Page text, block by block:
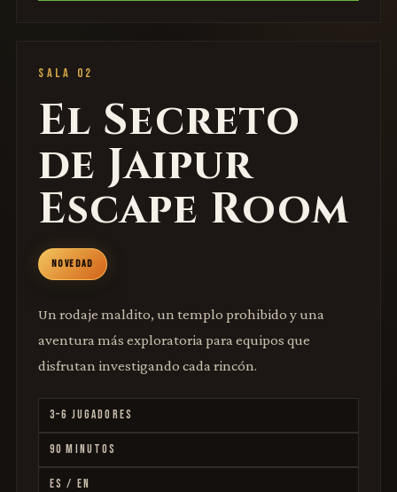
SALA 02
El Secreto
de Jaipur
Escape Room
NOVEDAD
Un rodaje maldito, un templo prohibido y una
aventura más exploratoria para equipos que
disfrutan investigando cada rincón.
3–6 JUGADORES
90 MINUTOS
ES / EN